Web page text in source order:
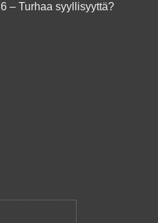
– Turhaa syyllisyyttä?